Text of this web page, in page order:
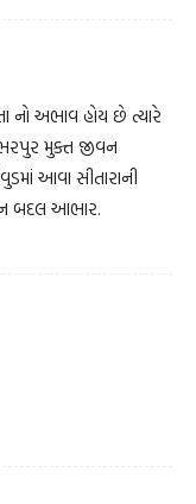
નો અભાવ હોય છે ત્યારે
મુક્ત જીવન
આવા સીતારાની
બદલ આભાર.